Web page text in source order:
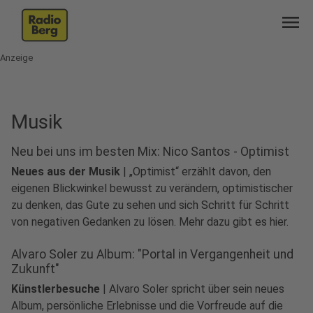
menu
Anzeige
Musik
Neu bei uns im besten Mix: Nico Santos - Optimist
Neues aus der Musik | „Optimist“ erzählt davon, den
eigenen Blickwinkel bewusst zu verändern, optimistischer
zu denken, das Gute zu sehen und sich Schritt für Schritt
von negativen Gedanken zu lösen. Mehr dazu gibt es hier.
play_circle Audio anhören
Alvaro Soler zu Album: "Portal in Vergangenheit und
Zukunft"
Künstlerbesuche | Alvaro Soler spricht über sein neues
Album, persönliche Erlebnisse und die Vorfreude auf die